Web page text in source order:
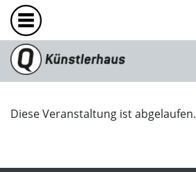
Diese Veranstaltung ist abgelaufen.